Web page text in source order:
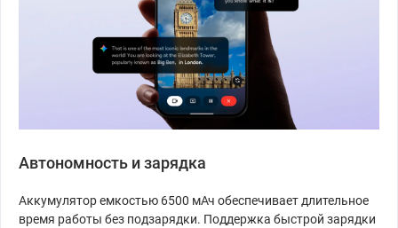
Автономность и зарядка
Аккумулятор емкостью 6500 мАч обеспечивает длительное
время работы без подзарядки. Поддержка быстрой зарядки